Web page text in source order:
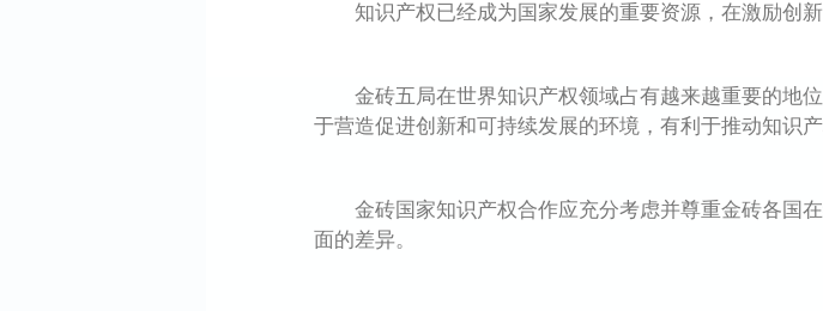
知识产权已经成为国家发展的重要资源，在激励创新
金砖五局在世界知识产权领域占有越来越重要的地位
于营造促进创新和可持续发展的环境，有利于推动知识
金砖国家知识产权合作应充分考虑并尊重金砖各国
面的差异。